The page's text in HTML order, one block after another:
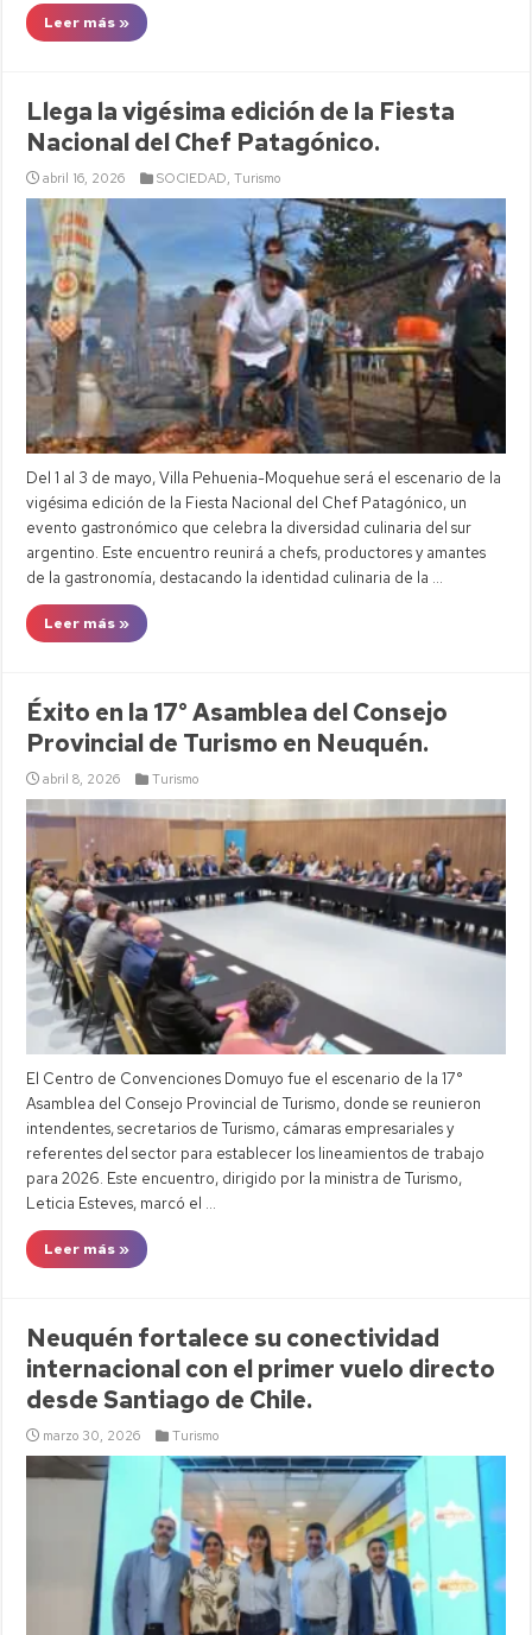
Leer más »
Llega la vigésima edición de la Fiesta
Nacional del Chef Patagónico.
abril 16, 2026 SOCIEDAD,Turismo
Del 1 al 3 de mayo, Villa Pehuenia-Moquehue será el escenario de la
vigésima edición de la Fiesta Nacional del Chef Patagónico, un
evento gastronómico que celebra la diversidad culinaria del sur
argentino. Este encuentro reunirá a chefs, productores y amantes
de la gastronomía, destacando la identidad culinaria de la …
Leer más »
Éxito en la 17° Asamblea del Consejo
Provincial de Turismo en Neuquén.
abril 8, 2026 Turismo
El Centro de Convenciones Domuyo fue el escenario de la 17°
Asamblea del Consejo Provincial de Turismo, donde se reunieron
intendentes, secretarios de Turismo, cámaras empresariales y
referentes del sector para establecer los lineamientos de trabajo
para 2026. Este encuentro, dirigido por la ministra de Turismo,
Leticia Esteves, marcó el …
Leer más »
Neuquén fortalece su conectividad
internacional con el primer vuelo directo
desde Santiago de Chile.
marzo 30, 2026 Turismo